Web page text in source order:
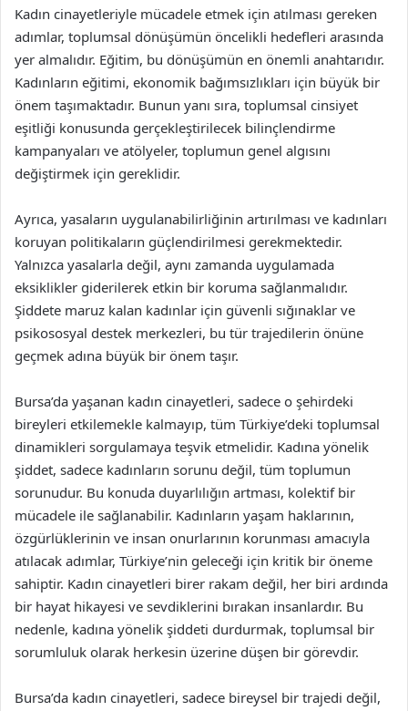
Kadın cinayetleriyle mücadele etmek için atılması gereken
adımlar, toplumsal dönüşümün öncelikli hedefleri arasında
yer almalıdır. Eğitim, bu dönüşümün en önemli anahtarıdır.
Kadınların eğitimi, ekonomik bağımsızlıkları için büyük bir
önem taşımaktadır. Bunun yanı sıra, toplumsal cinsiyet
eşitliği konusunda gerçekleştirilecek bilinçlendirme
kampanyaları ve atölyeler, toplumun genel algısını
değiştirmek için gereklidir.
Ayrıca, yasaların uygulanabilirliğinin artırılması ve kadınları
koruyan politikaların güçlendirilmesi gerekmektedir.
Yalnızca yasalarla değil, aynı zamanda uygulamada
eksiklikler giderilerek etkin bir koruma sağlanmalıdır.
Şiddete maruz kalan kadınlar için güvenli sığınaklar ve
psikososyal destek merkezleri, bu tür trajedilerin önüne
geçmek adına büyük bir önem taşır.
Bursa’da yaşanan kadın cinayetleri, sadece o şehirdeki
bireyleri etkilemekle kalmayıp, tüm Türkiye’deki toplumsal
dinamikleri sorgulamaya teşvik etmelidir. Kadına yönelik
şiddet, sadece kadınların sorunu değil, tüm toplumun
sorunudur. Bu konuda duyarlılığın artması, kolektif bir
mücadele ile sağlanabilir. Kadınların yaşam haklarının,
özgürlüklerinin ve insan onurlarının korunması amacıyla
atılacak adımlar, Türkiye’nin geleceği için kritik bir öneme
sahiptir. Kadın cinayetleri birer rakam değil, her biri ardında
bir hayat hikayesi ve sevdiklerini bırakan insanlardır. Bu
nedenle, kadına yönelik şiddeti durdurmak, toplumsal bir
sorumluluk olarak herkesin üzerine düşen bir görevdir.
Bursa’da kadın cinayetleri, sadece bireysel bir trajedi değil,